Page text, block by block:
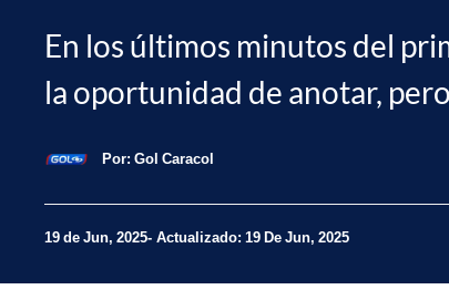
En los últimos minutos del
la oportunidad de anotar,
Por: Gol Caracol
19 de Jun, 2025 Actualizado: 19 De Jun, 2025